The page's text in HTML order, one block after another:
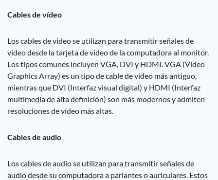
Cables de vídeo
Los cables de video se utilizan para transmitir señales de
video desde la tarjeta de video de la computadora al monitor.
Los tipos comunes incluyen VGA, DVI y HDMI. VGA (Video
Graphics Array) es un tipo de cable de vídeo más antiguo,
mientras que DVI (Interfaz visual digital) y HDMI (Interfaz
multimedia de alta definición) son más modernos y admiten
resoluciones de vídeo más altas.
Cables de audio
Los cables de audio se utilizan para transmitir señales de
audio desde su computadora a parlantes o auriculares. Estos